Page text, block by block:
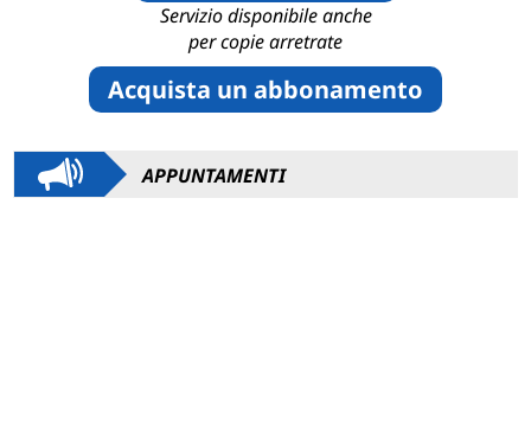
Servizio disponibile anche
per copie arretrate
Acquista un abbonamento
APPUNTAMENTI